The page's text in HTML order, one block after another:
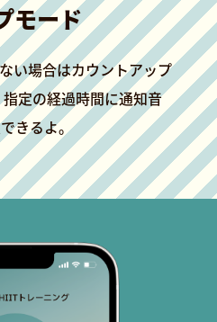
モード
い場合はカウントアップ
定の経過時間に通知音
きるよ。